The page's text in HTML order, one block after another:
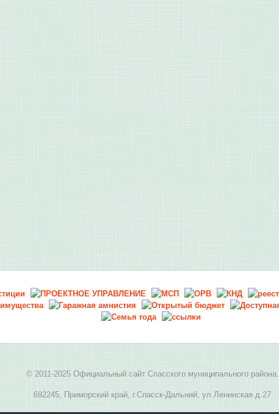
© 2011-2025 Официальный сайт Спасского муниципального района.
692245, Приморский край, г.Спасск-Дальний, ул.Ленинская д.27